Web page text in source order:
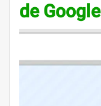
de Google